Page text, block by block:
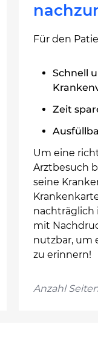
Für den
Schnell
Zeit
Um eine
Arztbesuch
seine
nachträglich
mit
nutzbar, um
zu erinnern!
Anzahl